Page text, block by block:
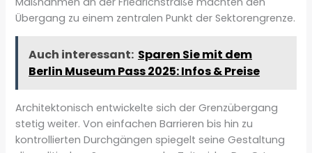
Übergang zu einem zentralen Punkt der Sektorengrenze.
Auch interessant: Sparen Sie mit dem
Berlin Museum Pass 2025: Infos & Preise
Architektonisch entwickelte sich der Grenzübergang
stetig weiter. Von einfachen Barrieren bis hin zu
kontrollierten Durchgängen spiegelt seine Gestaltung